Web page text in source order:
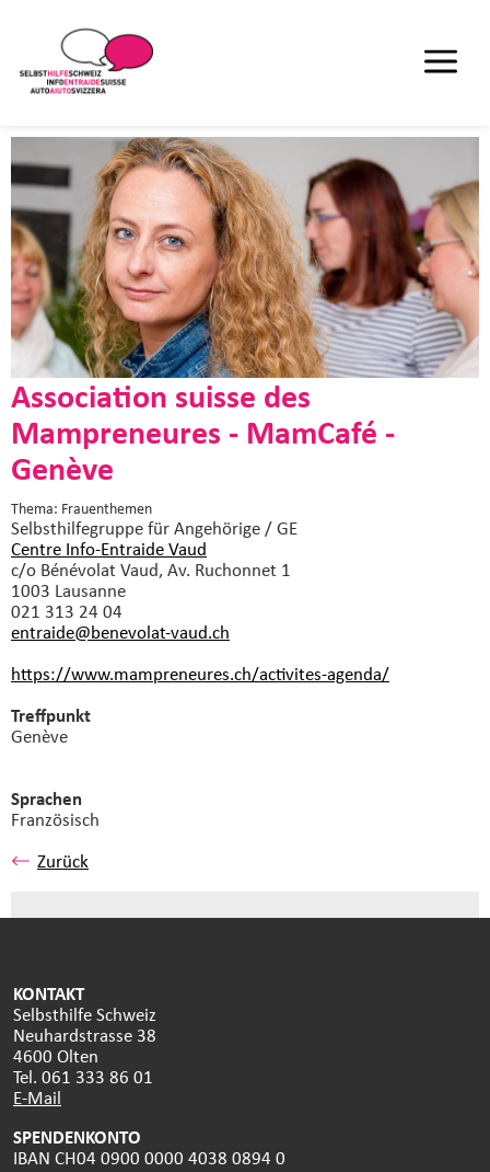
Association suisse des
Mampreneures - MamCafé -
Genève
Thema: Frauenthemen
Selbsthilfegruppefür Angehörige / GE
Centre Info-Entraide Vaud
c/o Bénévolat Vaud, Av. Ruchonnet 1
1003 Lausanne
021 313 24 04
entraide@benevolat-vaud.ch
https://www.mampreneures.ch/activites-agenda/
Treffpunkt
Genève
Sprachen
Französisch
Zurück
KONTAKT
Selbsthilfe Schweiz
Neuhardstrasse 38
4600 Olten
Tel. 061 333 86 01
E-Mail
SPENDENKONTO
IBAN CH04 0900 0000 4038 0894 0